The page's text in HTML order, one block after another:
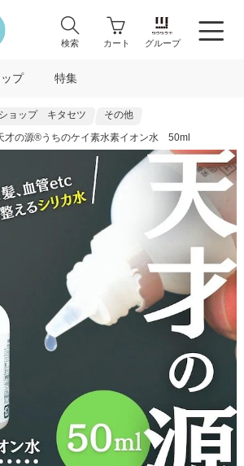
検索 カート グループ
プ 特集
ョップ キタセツ
その他
才の源®︎うちのケイ素水素イオン水 50ml